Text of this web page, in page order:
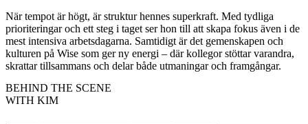
När tempot är högt, är struktur hennes superkraft. Med tydliga
prioriteringar och ett steg i taget ser hon till att skapa fokus även i de
mest intensiva arbetsdagarna. Samtidigt är det gemenskapen och
kulturen på Wise som ger ny energi – där kollegor stöttar varandra,
skrattar tillsammans och delar både utmaningar och framgångar.
BEHIND THE SCENE
WITH KIM